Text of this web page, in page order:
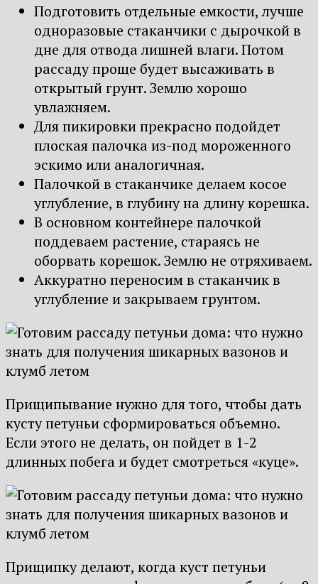
Подготовить отдельные емкости, лучше
одноразовые стаканчики с дырочкой в
дне для отвода лишней влаги. Потом
рассаду проще будет высаживать в
открытый грунт. Землю хорошо
увлажняем.
Для пикировки прекрасно подойдет
плоская палочка из-под мороженного
эскимо или аналогичная.
Палочкой в стаканчике делаем косое
углубление, в глубину на длину корешка.
В основном контейнере палочкой
поддеваем растение, стараясь не
оборвать корешок. Землю не отряхиваем.
Аккуратно переносим в стаканчик в
углубление и закрываем грунтом.
Прищипывание нужно для того, чтобы дать
кусту петуньи сформироваться объемно.
Если этого не делать, он пойдет в 1-2
длинных побега и будет смотреться «куце».
Прищипку делают, когда куст петуньи